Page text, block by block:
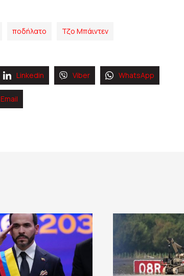
ποδήλατο Τζο Μπάιντεν
Linkedin Viber WhatsApp
Email